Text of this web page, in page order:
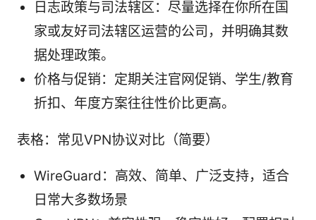
日志政策与司法辖区：尽量选择在你所在国
家或友好司法辖区运营的公司，并明确其数
据处理政策。
价格与促销：定期关注官网促销、学生/教育
折扣、年度方案往往性价比更高。
表格：常见VPN协议对比（简要）
WireGuard：高效、简单、广泛支持，适合
日常大多数场景